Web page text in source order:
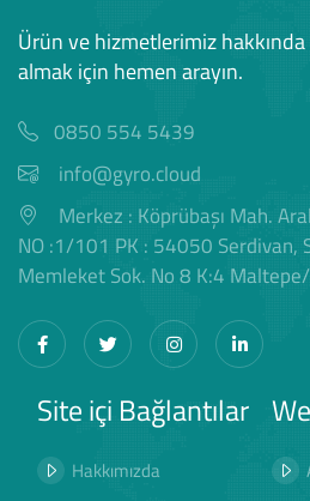
Ürün ve hizmetlerimiz
almak için hemen arayın.
0850 554 5439
info@gyro.cloud
Merkez : Köprübaşı Mah.
NO :1/101 PK : 54050 Serdivan,
Memleket Sok. No 8 K:4
Site içi Bağlantılar
Hakkımızda